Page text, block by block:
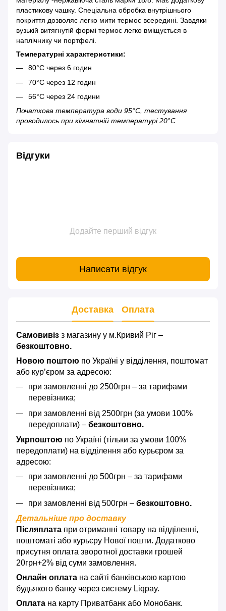
пластикову чашку. Спеціальна обробка внутрішнього
покриття дозволяє легко мити термос всередині. Завдяки
вузькій витягнутій формі термос легко вміщується в
наплічнику чи портфелі.
Температурні характеристики:
80°С через 6 годин
70°С через 12 годин
56°С через 24 години
Початкова температура води 95°C, тестування
проводилось при кімнатній температурі 20°C
Відгуки
Додайте перший відгук
Написати відгук
Доставка Оплата
Самовивіз з магазину у м.Кривий Ріг –
безкоштовно.
Новою поштою по Україні у відділення, поштомат
або кур’єром за адресою:
при замовленні до 2500грн – за тарифами
перевізника;
при замовленні від 2500грн (за умови 100%
передоплати) – безкоштовно.
Укрпоштою по Україні (тільки за умови 100%
передоплати) на відділення або курьєром за
адресою:
при замовленні до 500грн – за тарифами
перевізника;
при замовленні від 500грн – безкоштовно.
Детальніше про доставку
Післяплата при отриманні товару на відділенні,
поштоматі або курьєру Нової пошти. Додатково
присутня оплата зворотної доставки грошей
20грн+2% від суми замовлення.
Онлайн оплата на сайті банківською картою
будьякого банку через систему Liqpay.
Оплата на карту Приватбанк або Монобанк.